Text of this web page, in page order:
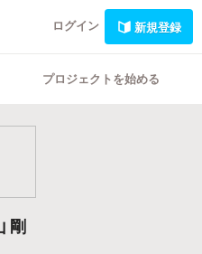
ログイン 新規登録
プロジェクトを始める
剛